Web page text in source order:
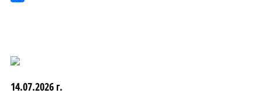
14.07.2026 г.